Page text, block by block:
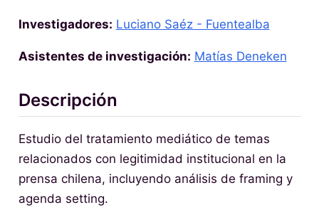
Investigadores: Luciano Saéz - Fuentealba
Asistentes de investigación: Matías Deneken
Descripción
Estudio del tratamiento mediático de temas
relacionados con legitimidad institucional en la
prensa chilena, incluyendo análisis de framing y
agenda setting.